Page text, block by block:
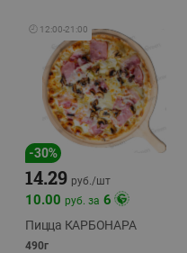
🕘 12:00-21:00
-30%
14.29 руб./шт
10.00 руб. за 6
Пицца КАРБОНАРА
490г